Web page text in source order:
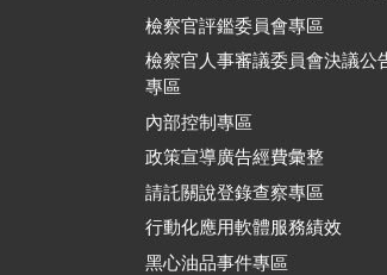
檢察官評鑑委員會專區
檢察官人事審議委員會決議公
專區
內部控制專區
政策宣導廣告經費彙整
請託關說登錄查察專區
行動化應用軟體服務績效
黑心油品事件專區